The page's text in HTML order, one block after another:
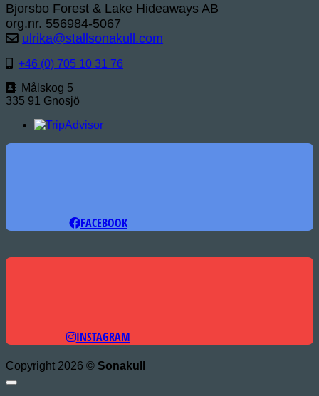
Bjorsbo Forest & Lake Hideaways AB
org.nr. 556984-5067
ulrika@stallsonakull.com
+46 (0) 705 10 31 76
Målskog 5
335 91 Gnosjö
FACEBOOK
INSTAGRAM
Copyright 2026 © Sonakull